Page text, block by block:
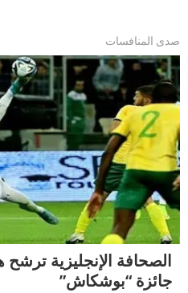
صدى المنافسات
الصحافة الإنجليزية
جائزة “بوشكاش”